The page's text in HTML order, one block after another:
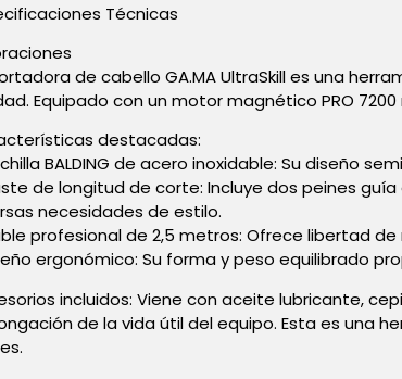
Técnicas
de cabello GA.MA UltraSkill es una
Equipado con un motor magnético PRO
destacadas:
BALDING de acero inoxidable: Su diseño
de longitud de corte: Incluye dos peines
necesidades de estilo.
profesional de 2,5 metros: Ofrece libertad
ergonómico: Su forma y peso equilibrado
incluidos: Viene con aceite lubricante,
de la vida útil del equipo. Esta es una